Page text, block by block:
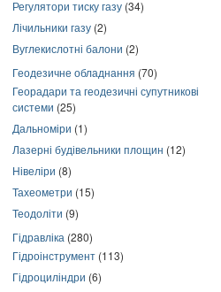
Регулятори тиску газу (34)
Лічильники газу (2)
Вуглекислотні балони (2)
Геодезичне обладнання (70)
Георадари та геодезичні супутникові
системи (25)
Дальноміри (1)
Лазерні будівельники площин (12)
Нівеліри (8)
Тахеометри (15)
Теодоліти (9)
Гідравліка (280)
Гідроінструмент (113)
Гідроциліндри (6)